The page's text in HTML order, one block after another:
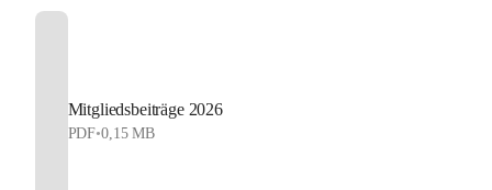
Mitgliedsbeiträge 2026
PDF•0,15 MB